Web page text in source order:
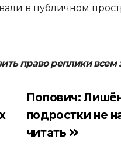
в публичном
право реплики
Попович:
подростки не
читать